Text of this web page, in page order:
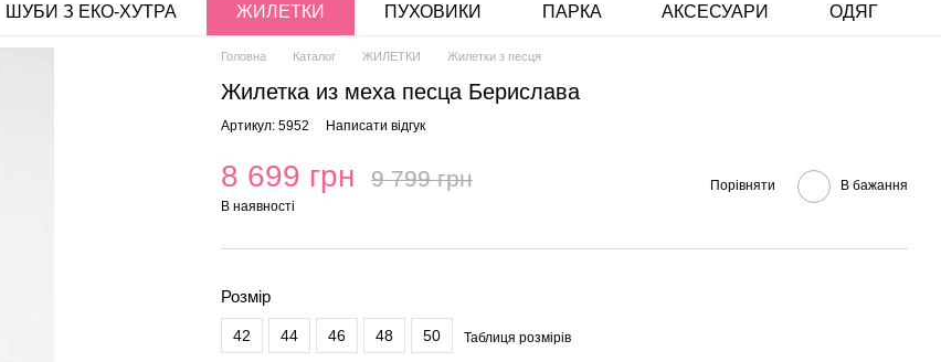
ШУБИ З ЕКО-ХУТРА ЖИЛЕТКИ ПУХОВИКИ ПАРКА АКСЕСУАРИ ОДЯГ
Головна Каталог ЖИЛЕТКИ Жилетки з песця
Жилетка из меха песца Берислава
Артикул: 5952 Написати відгук
8 699 грн 9 799 грн
В наявності
Порівняти В бажання
Розмір
42 44 46 48 50 Таблиця розмірів